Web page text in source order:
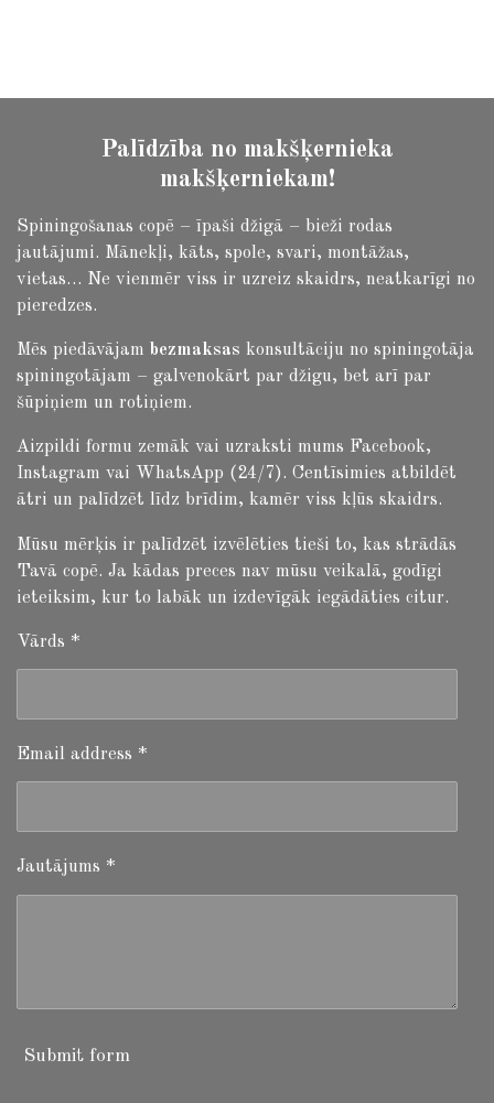
s
Palīdzība no makšķernieka
makšķerniekam!
Spiningošanas copē – īpaši džigā – bieži rodas
jautājumi. Mānekļi, kāts, spole, svari, montāžas,
vietas… Ne vienmēr viss ir uzreiz skaidrs, neatkarīgi no
pieredzes.
Mēs piedāvājam bezmaksas konsultāciju no spiningotāja
spiningotājam – galvenokārt par džigu, bet arī par
šūpiņiem un rotiņiem.
Aizpildi formu zemāk vai uzraksti mums Facebook,
Instagram vai WhatsApp (24/7). Centīsimies atbildēt
ātri un palīdzēt līdz brīdim, kamēr viss kļūs skaidrs.
Mūsu mērķis ir palīdzēt izvēlēties tieši to, kas strādās
Tavā copē. Ja kādas preces nav mūsu veikalā, godīgi
ieteiksim, kur to labāk un izdevīgāk iegādāties citur.
Vārds *
Email address *
Jautājums *
Submit form